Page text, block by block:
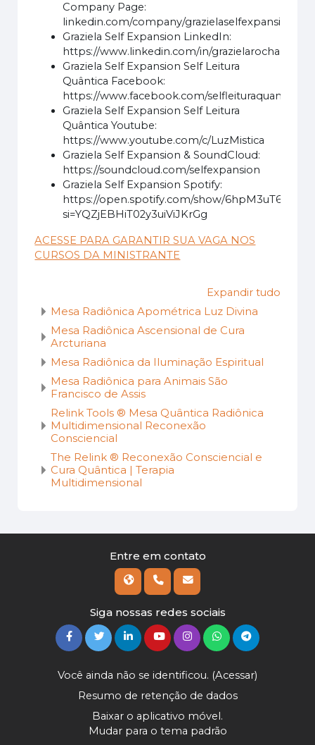
Company Page:
linkedin.com/company/grazielaselfexpansion
Graziela Self Expansion LinkedIn:
https://www.linkedin.com/in/
Graziela Self Expansion Self Leitura
Quântica Facebook:
https://www.facebook.com/selfleituraquantica/
Graziela Self Expansion Self Leitura
Quântica Youtube:
https://www.youtube.com/c/LuzMistica
Graziela Self Expansion & SoundCloud:
https://soundcloud.com/selfexpansion
Graziela Self Expansion Spotify:
https://open.spotify.com/show/
si=YQZjEBHiT02y3uiViJKrGg
ACESSE PARA GARANTIR SUA VAGA NOS
CURSOS DA MINISTRANTE
Expandir tudo
Mesa Radiônica Apométrica Luz Divina
Mesa Radiônica Ascensional de Cura
Arcturiana
Mesa Radiônica da Iluminação Espiritual
Mesa Radiônica para Animais São
Francisco de Assis
Relink Tools ® Mesa Quântica Radiônica
Multidimensional Reconexão
Consciencial
The Relink ® Reconexão Consciencial e
Cura Quântica | Terapia
Multidimensional
Entre em contato
Siga nossas redes sociais
Você ainda não se identificou. (Acessar)
Resumo de retenção de dados
Baixar o aplicativo móvel.
Mudar para o tema padrão